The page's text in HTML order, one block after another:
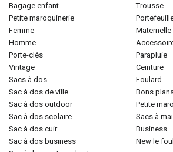
bagage enfant
petite maroquinerie
femme
homme
porte-clés
vintage
sacs à dos
sac à dos de ville
sac à dos outdoor
sac à dos scolaire
sac à dos cuir
sac à dos business
trousse
maternelle
parapluie
ceinture
foulard
bons
petite
sacs à
business
new le